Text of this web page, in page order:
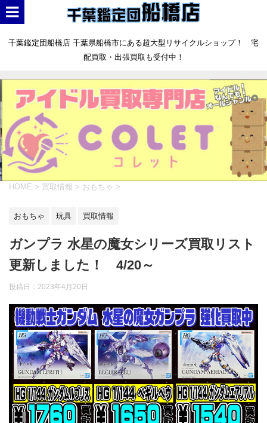
千葉鑑定団船橋店 千葉県船橋市にある超大型リサイクルショップ！ 宅
配買取・出張買取も受付中！
HOME > 買取情報 > おもちゃ >
おもちゃ 玩具 買取情報
ガンプラ 水星の魔女シリーズ買取リスト
更新しました！ 4/20～
投稿日： 2023年4月20日